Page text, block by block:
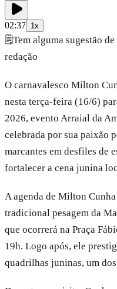
02:37 1x
🗒️Tem alguma sugestão
redação
O carnavalesco Milton
nesta terça-feira (16/6)
2026, evento Arraial da
celebrada por sua paixão
marcantes em desfiles de
fortalecer a cena junina
A agenda de Milton
tradicional pesagem da
que ocorrerá na Praça
19h. Logo após, ele
quadrilhas juninas, um